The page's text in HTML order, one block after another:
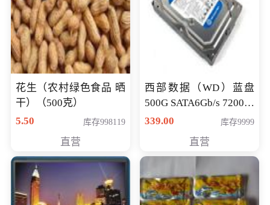
花生（农村绿色食品 晒
干）（500克）
5.50
库存998119
直营
西部数据（WD）蓝盘
500G SATA6Gb/s 7200转
16M 台式机硬盘
339.00 库存9999
直营